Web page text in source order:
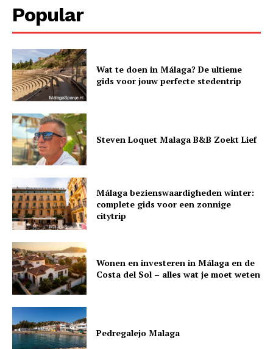
Popular
Wat te doen in Málaga? De ultieme
gids voor jouw perfecte stedentrip
Steven Loquet Malaga B&B Zoekt Lief
Málaga bezienswaardigheden winter:
complete gids voor een zonnige
citytrip
Wonen en investeren in Málaga en de
Costa del Sol – alles wat je moet weten
Pedregalejo Malaga